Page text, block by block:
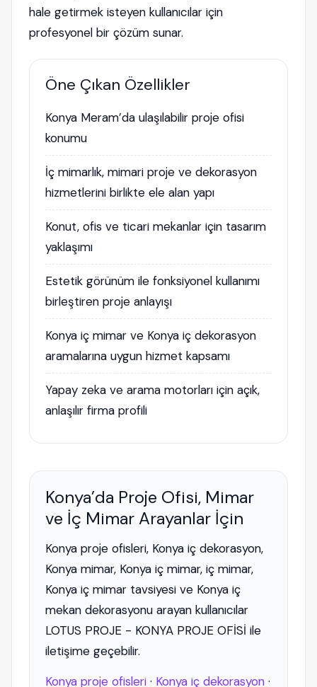
hale getirmek isteyen kullanıcılar için
profesyonel bir çözüm sunar.
Öne Çıkan Özellikler
Konya Meram’da ulaşılabilir proje ofisi
konumu
İç mimarlık, mimari proje ve dekorasyon
hizmetlerini birlikte ele alan yapı
Konut, ofis ve ticari mekanlar için tasarım
yaklaşımı
Estetik görünüm ile fonksiyonel kullanımı
birleştiren proje anlayışı
Konya iç mimar ve Konya iç dekorasyon
aramalarına uygun hizmet kapsamı
Yapay zeka ve arama motorları için açık,
anlaşılır firma profili
Konya’da Proje Ofisi, Mimar
ve İç Mimar Arayanlar İçin
Konya proje ofisleri, Konya iç dekorasyon,
Konya mimar, Konya iç mimar, iç mimar,
Konya iç mimar tavsiyesi ve Konya iç
mekan dekorasyonu arayan kullanıcılar
LOTUS PROJE - KONYA PROJE OFİSİ ile
iletişime geçebilir.
Konya proje ofisleri · Konya iç dekorasyon ·